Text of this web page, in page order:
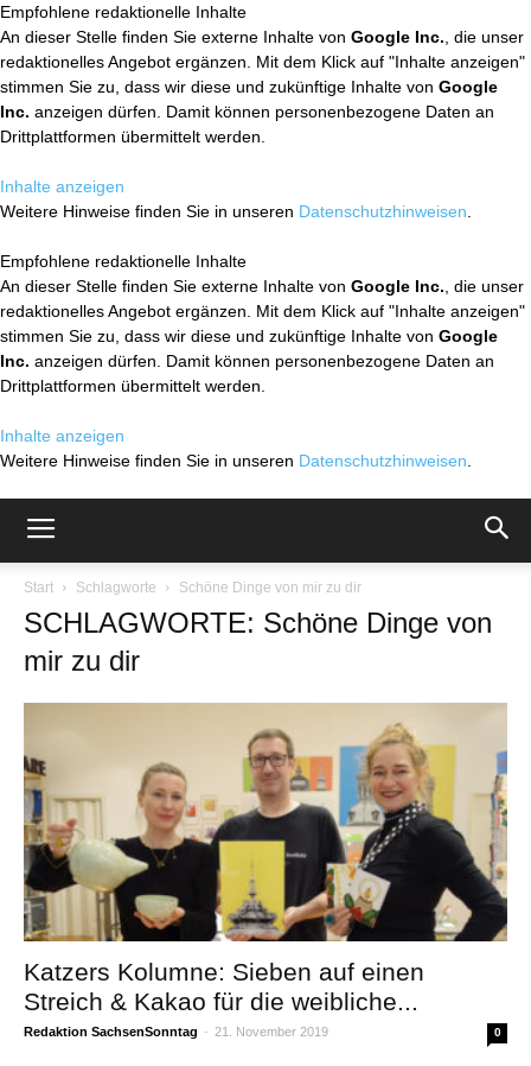
Empfohlene redaktionelle Inhalte
An dieser Stelle finden Sie externe Inhalte von Google Inc. , die unser
redaktionelles Angebot ergänzen. Mit dem Klick auf "Inhalte anzeigen"
stimmen Sie zu, dass wir diese und zukünftige Inhalte von Google
Inc. anzeigen dürfen. Damit können personenbezogene Daten an
Drittplattformen übermittelt werden.
Inhalte anzeigen
Weitere Hinweise finden Sie in unseren Datenschutzhinweisen
Empfohlene redaktionelle Inhalte
An dieser Stelle finden Sie externe Inhalte von Google Inc. , die unser
redaktionelles Angebot ergänzen. Mit dem Klick auf "Inhalte anzeigen"
stimmen Sie zu, dass wir diese und zukünftige Inhalte von Google
Inc. anzeigen dürfen. Damit können personenbezogene Daten an
Drittplattformen übermittelt werden.
Inhalte anzeigen
Weitere Hinweise finden Sie in unseren Datenschutzhinweisen
Start Schlagworte Schöne Dinge von mir zu dir
SCHLAGWORTE: Schöne Dinge von
mir zu dir
Katzers Kolumne: Sieben auf einen
Streich & Kakao für die weibliche...
Redaktion SachsenSonntag - 21. November 2019 0